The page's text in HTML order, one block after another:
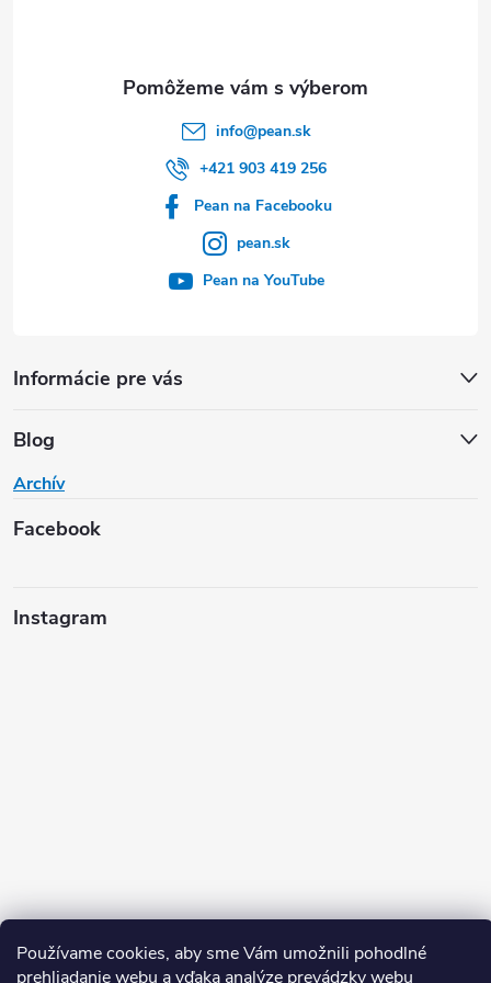
Používame cookies, aby sme Vám umožnili pohodlné
prehliadanie webu a vďaka analýze prevádzky webu
Informácie pre vás
Blog
Archív
Facebook
info@pean.sk
+421 903 419 256
Pean na Facebooku
pean.sk
Pean na YouTube
Instagram